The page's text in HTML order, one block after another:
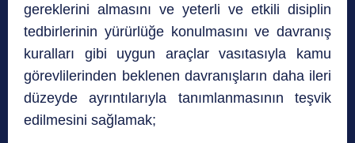
gereklerini almasını ve yeterli ve etkili disiplin
tedbirlerinin yürürlüğe konulmasını ve davranış
kuralları gibi uygun araçlar vasıtasıyla kamu
görevlilerinden beklenen davranışların daha ileri
düzeyde ayrıntılarıyla tanımlanmasının teşvik
edilmesini sağlamak;